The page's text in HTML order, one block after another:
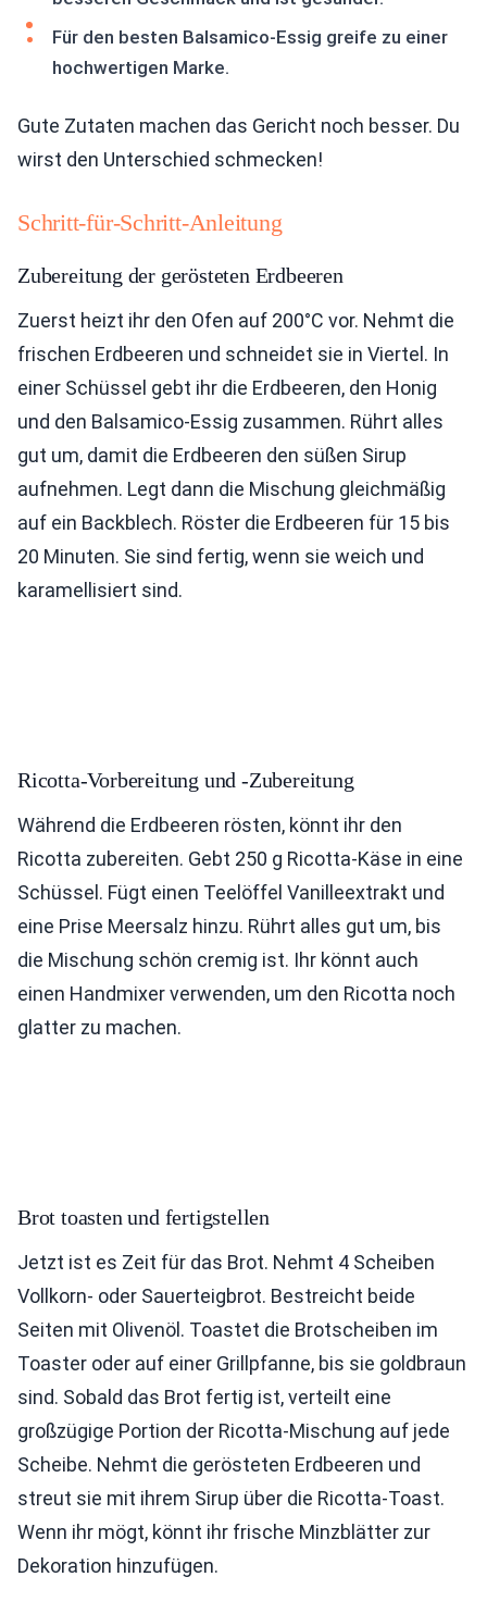
Für den besten Balsamico-Essig greife zu einer
hochwertigen Marke.
Gute Zutaten machen das Gericht noch besser. Du
wirst den Unterschied schmecken!
Schritt-für-Schritt-Anleitung
Zubereitung der gerösteten Erdbeeren
Zuerst heizt ihr den Ofen auf 200°C vor. Nehmt die
frischen Erdbeeren und schneidet sie in Viertel. In
einer Schüssel gebt ihr die Erdbeeren, den Honig
und den Balsamico-Essig zusammen. Rührt alles
gut um, damit die Erdbeeren den süßen Sirup
aufnehmen. Legt dann die Mischung gleichmäßig
auf ein Backblech. Röster die Erdbeeren für 15 bis
20 Minuten. Sie sind fertig, wenn sie weich und
karamellisiert sind.
Ricotta-Vorbereitung und -Zubereitung
Während die Erdbeeren rösten, könnt ihr den
Ricotta zubereiten. Gebt 250 g Ricotta-Käse in eine
Schüssel. Fügt einen Teelöffel Vanilleextrakt und
eine Prise Meersalz hinzu. Rührt alles gut um, bis
die Mischung schön cremig ist. Ihr könnt auch
einen Handmixer verwenden, um den Ricotta noch
glatter zu machen.
Brot toasten und fertigstellen
Jetzt ist es Zeit für das Brot. Nehmt 4 Scheiben
Vollkorn- oder Sauerteigbrot. Bestreicht beide
Seiten mit Olivenöl. Toastet die Brotscheiben im
Toaster oder auf einer Grillpfanne, bis sie goldbraun
sind. Sobald das Brot fertig ist, verteilt eine
großzügige Portion der Ricotta-Mischung auf jede
Scheibe. Nehmt die gerösteten Erdbeeren und
streut sie mit ihrem Sirup über die Ricotta-Toast.
Wenn ihr mögt, könnt ihr frische Minzblätter zur
Dekoration hinzufügen.